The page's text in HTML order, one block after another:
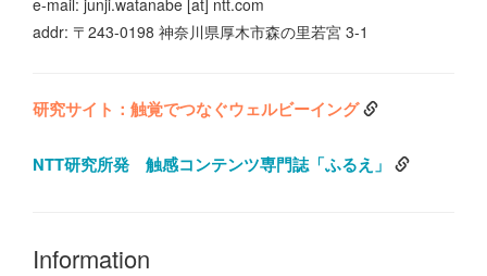
e-mail: junji.watanabe [at] ntt.com
addr: 〒243-0198 神奈川県厚木市森の里若宮 3-1
研究サイト：触覚でつなぐウェルビーイング
NTT研究所発 触感コンテンツ専門誌「ふるえ」
Information